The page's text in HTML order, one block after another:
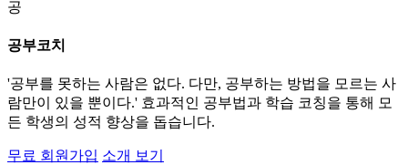
공
공부코치
'공부를 못하는 사람은 없다. 다만, 공부하는 방법을 모르는 사
람만이 있을 뿐이다.' 효과적인 공부법과 학습 코칭을 통해 모
든 학생의 성적 향상을 돕습니다.
무료 회원가입 소개 보기